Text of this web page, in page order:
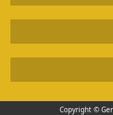
Copyright ©